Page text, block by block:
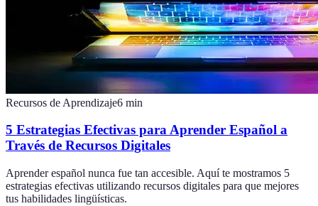
Recursos de Aprendizaje6 min
5 Estrategias Efectivas para Aprender Español a
Través de Recursos Digitales
Aprender español nunca fue tan accesible. Aquí te mostramos 5
estrategias efectivas utilizando recursos digitales para que mejores
tus habilidades lingüísticas.